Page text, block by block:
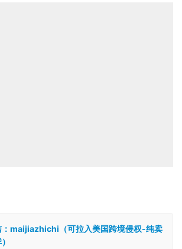
：maijiazhichi（可拉入美国跨境侵权-纯卖